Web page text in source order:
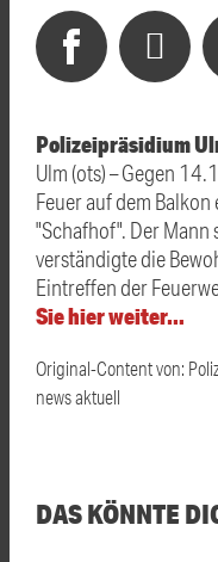
Polizeipräsidium
Ulm (ots) – Gegen
Feuer auf dem
"Schafhof". Der
verständigte die
Eintreffen der
Sie hier weiter…
Original-Content von:
news aktuell
DAS KÖNNTE